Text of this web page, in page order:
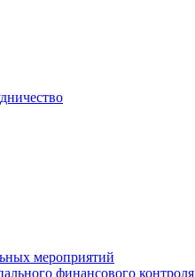
мероприятий
финансового контроля